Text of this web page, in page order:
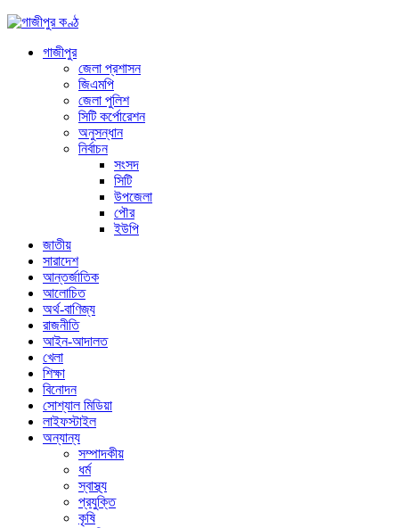
গাজীপুর
জেলা প্রশাসন
জিএমপি
জেলা পুলিশ
সিটি কর্পোরেশন
অনুসন্ধান
নির্বাচন
সংসদ
সিটি
উপজেলা
পৌর
ইউপি
জাতীয়
সারাদেশ
আন্তর্জাতিক
আলোচিত
অর্থ-বাণিজ্য
রাজনীতি
আইন-আদালত
খেলা
শিক্ষা
বিনোদন
সোশ্যাল মিডিয়া
লাইফস্টাইল
অন্যান্য
সম্পাদকীয়
ধর্ম
স্বাস্থ্য
প্রযুক্তি
কৃষি